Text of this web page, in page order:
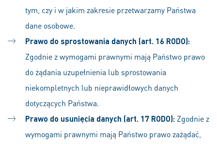
tym, czy i w jakim zakresie przetwarzamy Państwa
dane osobowe.
Prawo do sprostowania danych (art. 16 RODO):
Zgodnie z wymogami prawnymi mają Państwo prawo
do żądania uzupełnienia lub sprostowania
niekompletnych lub nieprawidłowych danych
dotyczących Państwa.
Prawo do usunięcia danych (art. 17 RODO): Zgodnie z
wymogami prawnymi mają Państwo prawo zażądać,